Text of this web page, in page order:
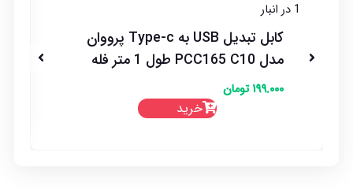
1 در انبار
کابل تبدیل USB به Type-c پرووان
مدل PCC165 C10 طول 1 متر فله
۱۹۹.۰۰۰ تومان
خرید